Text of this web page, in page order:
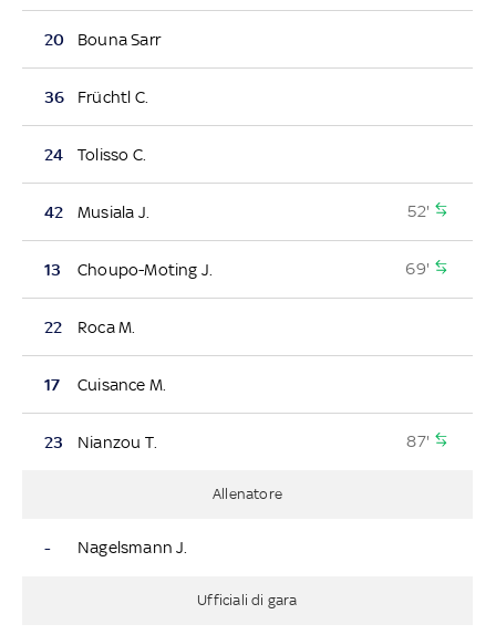
20 Bouna Sarr
36 Früchtl C.
24 Tolisso C.
42 Musiala J. 52'
13 Choupo-Moting J. 69'
22 Roca M.
17 Cuisance M.
23 Nianzou T. 87'
Allenatore
- Nagelsmann J.
Ufficiali di gara